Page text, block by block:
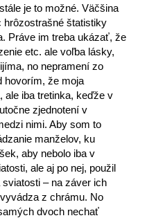
je to možné. Väčšina
hrôzostrašné štatistiky
Práve im treba ukázať, že
etc. ale voľba lásky,
no nepramení zo
hovorím, že moja
ale iba tretinka, keďže v
zjednotení v
nimi. Aby som to
manželov, ku
aby nebolo iba v
ale aj po nej, použil
– na záver ich
z chrámu. No
dvoch nechať